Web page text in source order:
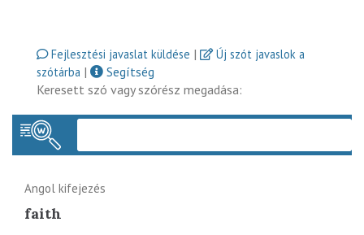
Fejlesztési javaslat küldése |
Új szót javaslok a
szótárba |
Segítség
Keresett szó vagy szórész megadása:
Angol kifejezés
faith